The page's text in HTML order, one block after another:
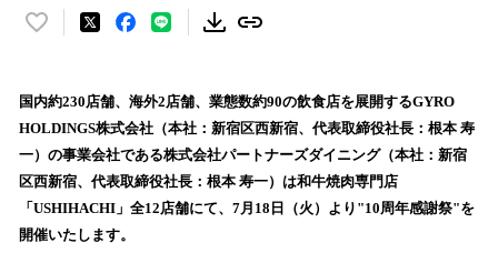
い
！
数
を
読
込
み
国内約230店舗、海外2店舗、業態数約90の飲食店を展開するGYRO
HOLDINGS株式会社（本社：新宿区西新宿、代表取締役社長：根本 寿
一）の事業会社である株式会社パートナーズダイニング（本社：新宿
区西新宿、代表取締役社長：根本 寿一）は和牛焼肉専門店
「USHIHACHI」全12店舗にて、7月18日（火）より"10周年感謝祭"を
開催いたします。